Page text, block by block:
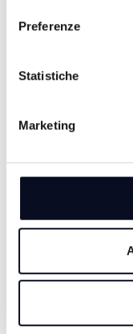
Preferenze
Statistiche
Marketing
CERVIA: Svolta
giovani di Forlì
CERVIA:
7 AGOSTO 2026
BASKET: La